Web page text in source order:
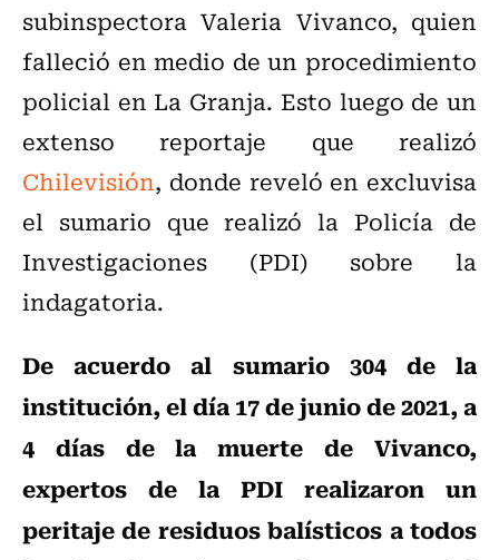
subinspectora Valeria Vivanco, quien
falleció en medio de un procedimiento
policial en La Granja. Esto luego de un
extenso reportaje que realizó
Chilevisión, donde reveló en excluvisa
el sumario que realizó la Policía de
Investigaciones (PDI) sobre la
indagatoria.
De acuerdo al sumario 304 de la
institución, el día 17 de junio de 2021, a
4 días de la muerte de Vivanco,
expertos de la PDI realizaron un
peritaje de residuos balísticos a todos